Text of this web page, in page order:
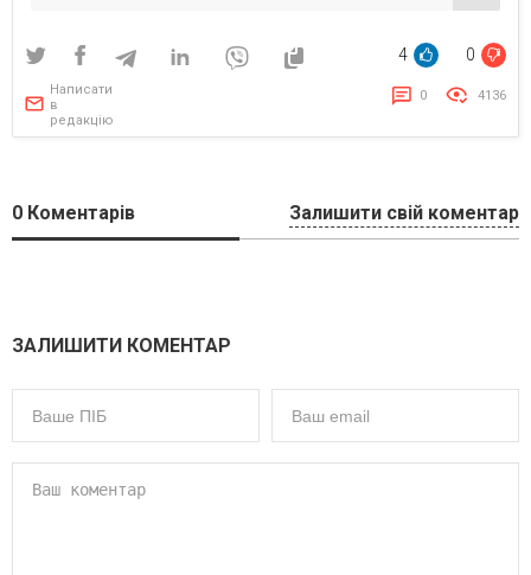
4 0
Написати
в
редакцію
0 4136
0 Коментарів Залишити свій коментар
ЗАЛИШИТИ КОМЕНТАР